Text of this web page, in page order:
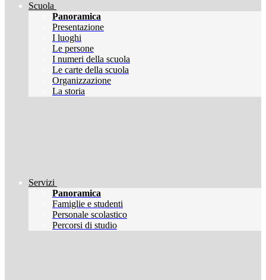
Scuola
Panoramica
Presentazione
I luoghi
Le persone
I numeri della scuola
Le carte della scuola
Organizzazione
La storia
Servizi
Panoramica
Famiglie e studenti
Personale scolastico
Percorsi di studio